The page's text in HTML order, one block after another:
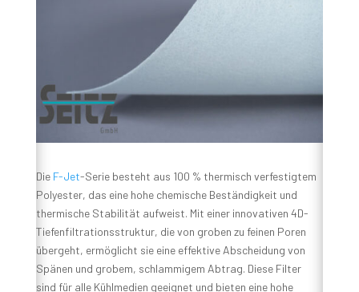
DieF-Jet-Serie besteht aus 100 % thermisch verfestigtem
Polyester, das eine hohe chemische Beständigkeit und
thermische Stabilität aufweist. Mit einer innovativen 4D-
Tiefenfiltrationsstruktur, die von groben zu feinen Poren
übergeht, ermöglicht sie eine effektive Abscheidung von
Spänen und grobem, schlammigem Abtrag. Diese Filter
sind für alle Kühlmedien geeignet und bieten eine hohe